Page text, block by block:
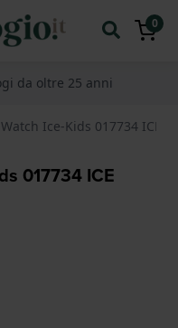
0
da oltre 25 anni
Ice-Kids 017734 ICE
017734 ICE